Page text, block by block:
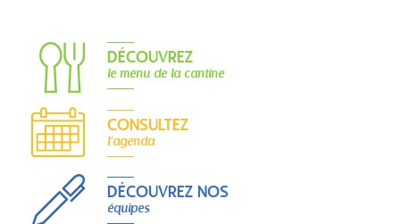
DÉCOUVREZ
le menu de la cantine
CONSULTEZ
l'agenda
DÉCOUVREZ NOS
équipes